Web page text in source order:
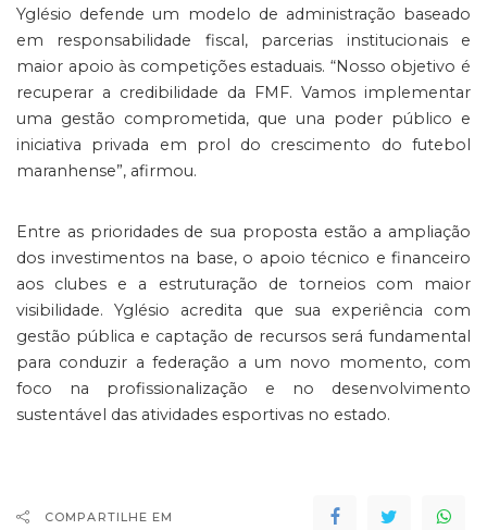
Yglésio defende um modelo de administração baseado
em responsabilidade fiscal, parcerias institucionais e
maior apoio às competições estaduais. “Nosso objetivo é
recuperar a credibilidade da FMF. Vamos implementar
uma gestão comprometida, que una poder público e
iniciativa privada em prol do crescimento do futebol
maranhense”, afirmou.
Entre as prioridades de sua proposta estão a ampliação
dos investimentos na base, o apoio técnico e financeiro
aos clubes e a estruturação de torneios com maior
visibilidade. Yglésio acredita que sua experiência com
gestão pública e captação de recursos será fundamental
para conduzir a federação a um novo momento, com
foco na profissionalização e no desenvolvimento
sustentável das atividades esportivas no estado.
COMPARTILHE EM